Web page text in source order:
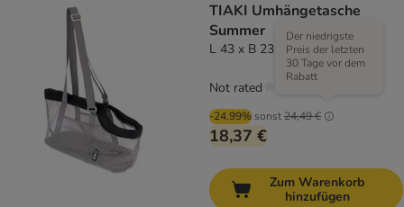
TIAKI Umhängetasche
Summer
L 43 x B 23 x H 25 cm
-24.99% sonst24,49 €
Der niedrigste
Preis der letzten
30 Tage vor dem
Rabatt
18,37 €
Not rated
Zum Warenkorb
hinzufügen